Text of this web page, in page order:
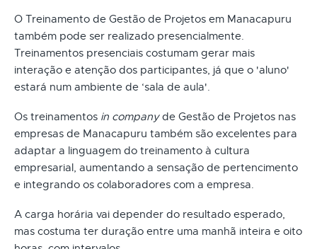
O Treinamento de Gestão de Projetos em Manacapuru
também pode ser realizado presencialmente.
Treinamentos presenciais costumam gerar mais
interação e atenção dos participantes, já que o 'aluno'
estará num ambiente de ‘sala de aula'.
Os treinamentos in companyde Gestão de Projetos nas
empresas de Manacapuru também são excelentes para
adaptar a linguagem do treinamento à cultura
empresarial, aumentando a sensação de pertencimento
e integrando os colaboradores com a empresa.
A carga horária vai depender do resultado esperado,
mas costuma ter duração entre uma manhã inteira e oito